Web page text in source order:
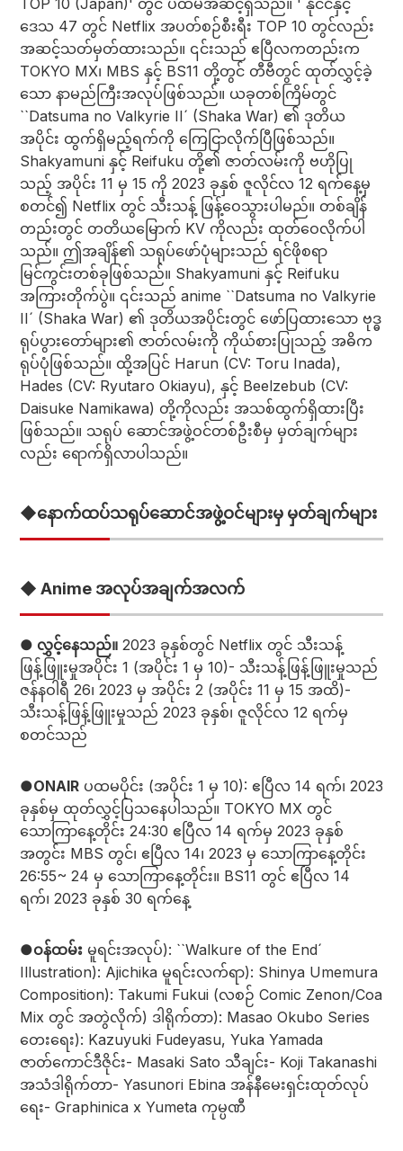
TOP 10 (Japan)' တွင် ပထမအဆင့်ရှိသည်။ ' နိုင်ငံနှင့်
ဒေသ 47 တွင် Netflix အပတ်စဉ်စီးရီး TOP 10 တွင်လည်း
အဆင့်သတ်မှတ်ထားသည်။ ၎င်းသည် ဧပြီလကတည်းက
TOKYO MX၊ MBS နှင့် BS11 တို့တွင် တီဗီတွင် ထုတ်လွှင့်ခဲ့
သော နာမည်ကြီးအလုပ်ဖြစ်သည်။ ယခုတစ်ကြိမ်တွင်
``Datsuma no Valkyrie II´ (Shaka War) ၏ ဒုတိယ
အပိုင်း ထွက်ရှိမည့်ရက်ကို ကြေငြာလိုက်ပြီဖြစ်သည်။
Shakyamuni နှင့် Reifuku တို့၏ ဇာတ်လမ်းကို ဗဟိုပြု
သည့် အပိုင်း 11 မှ 15 ကို 2023 ခုနှစ် ဇူလိုင်လ 12 ရက်နေ့မှ
စတင်၍ Netflix တွင် သီးသန့် ဖြန့်ဝေသွားပါမည်။ တစ်ချိန်
တည်းတွင် တတိယမြောက် KV ကိုလည်း ထုတ်ဝေလိုက်ပါ
သည်။ ဤအချိန်၏ သရုပ်ဖော်ပုံများသည် ရင်ဖိုစရာ
မြင်ကွင်းတစ်ခုဖြစ်သည်။ Shakyamuni နှင့် Reifuku
အကြားတိုက်ပွဲ။ ၎င်းသည် anime ``Datsuma no Valkyrie
II´ (Shaka War) ၏ ဒုတိယအပိုင်းတွင် ဖော်ပြထားသော ဗုဒ္ဓ
ရုပ်ပွားတော်များ၏ ဇာတ်လမ်းကို ကိုယ်စားပြုသည့် အဓိက
ရုပ်ပုံဖြစ်သည်။ ထို့အပြင် Harun (CV: Toru Inada),
Hades (CV: Ryutaro Okiayu), နှင့် Beelzebub (CV:
Daisuke Namikawa) တို့ကိုလည်း အသစ်ထွက်ရှိထားပြီး
ဖြစ်သည်။ သရုပ် ဆောင်အဖွဲ့ဝင်တစ်ဦးစီမှ မှတ်ချက်များ
လည်း ရောက်ရှိလာပါသည်။
◆နောက်ထပ်သရုပ်ဆောင်အဖွဲ့ဝင်များမှ မှတ်ချက်များ
◆ Anime အလုပ်အချက်အလက်
● လွှင့်နေသည်။ 2023 ခုနှစ်တွင် Netflix တွင် သီးသန့်
ဖြန့်ဖြူးမှုအပိုင်း 1 (အပိုင်း 1 မှ 10)- သီးသန့်ဖြန့်ဖြူးမှုသည်
ဇန်နဝါရီ 26၊ 2023 မှ အပိုင်း 2 (အပိုင်း 11 မှ 15 အထိ)-
သီးသန့်ဖြန့်ဖြူးမှုသည် 2023 ခုနှစ်၊ ဇူလိုင်လ 12 ရက်မှ
စတင်သည်
●ONAIR ပထမပိုင်း (အပိုင်း 1 မှ 10): ဧပြီလ 14 ရက်၊ 2023
ခုနှစ်မှ ထုတ်လွှင့်ပြသနေပါသည်။ TOKYO MX တွင်
သောကြာနေ့တိုင်း 24:30 ဧပြီလ 14 ရက်မှ 2023 ခုနှစ်
အတွင်း MBS တွင်၊ ဧပြီလ 14၊ 2023 မှ သောကြာနေ့တိုင်း
26:55~ 24 မှ သောကြာနေ့တိုင်း။ BS11 တွင် ဧပြီလ 14
ရက်၊ 2023 ခုနှစ် 30 ရက်နေ့
●ဝန်ထမ်း မူရင်းအလုပ်): ``Walkure of the End´
Illustration): Ajichika မူရင်းလက်ရာ): Shinya Umemura
Composition): Takumi Fukui (လစဉ် Comic Zenon/Coa
Mix တွင် အတွဲလိုက်) ဒါရိုက်တာ): Masao Okubo Series
တေးရေး): Kazuyuki Fudeyasu, Yuka Yamada
ဇာတ်ကောင်ဒီဇိုင်း- Masaki Sato သီချင်း- Koji Takanashi
အသံဒါရိုက်တာ- Yasunori Ebina အန်နီမေးရှင်းထုတ်လုပ်
ရေး- Graphinica x Yumeta ကုမ္ပဏီ